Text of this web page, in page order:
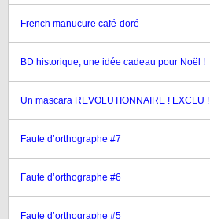
French manucure café-doré
BD historique, une idée cadeau pour Noël !
Un mascara REVOLUTIONNAIRE ! EXCLU !
Faute d’orthographe #7
Faute d’orthographe #6
Faute d’orthographe #5